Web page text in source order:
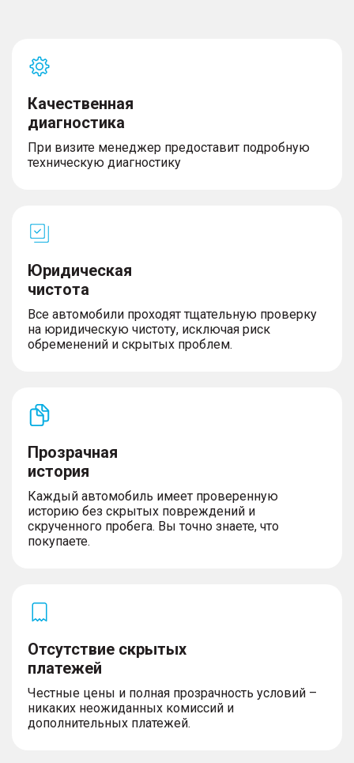
Качественная
диагностика
При визите менеджер предоставит подробную
техническую диагностику
Юридическая
чистота
Все автомобили проходят тщательную проверку
на юридическую чистоту, исключая риск
обременений и скрытых проблем.
Прозрачная
история
Каждый автомобиль имеет проверенную
историю без скрытых повреждений и
скрученного пробега. Вы точно знаете, что
покупаете.
Отсутствие скрытых
платежей
Честные цены и полная прозрачность условий –
никаких неожиданных комиссий и
дополнительных платежей.